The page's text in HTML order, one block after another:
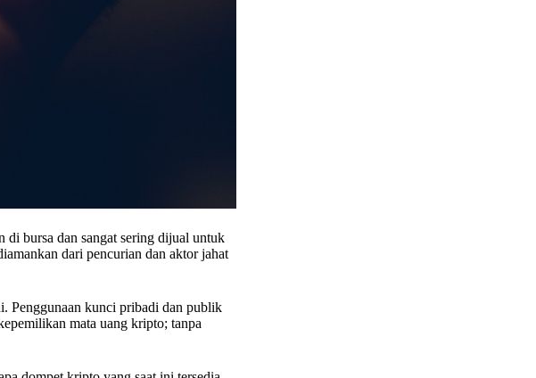
bursa dan sangat sering dijual untuk
dari pencurian dan aktor jahat
Penggunaan kunci pribadi dan publik
mata uang kripto; tanpa